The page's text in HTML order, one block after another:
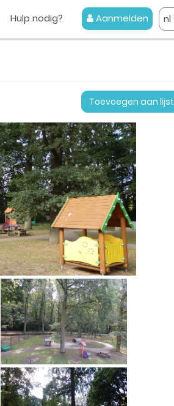
Hulp nodig? Aanmelden nl
Toevoegen aan lijst